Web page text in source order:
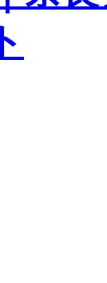
いて
27シーズン試
27シーズン「